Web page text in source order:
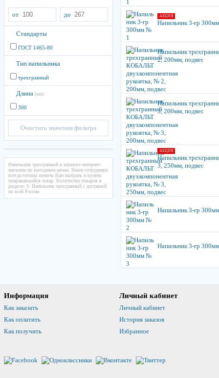
от до
Стандарты
ГОСТ 1465-80
Тип напильника
трехгранный
Длина (мм)
300
Очистить значения фильтра
Напильник трехгранный в каталоге интернет-
магазина по выгодным ценам. Наши сотрудники
всегда готовы помочь Вам выбрать и купить
понравившийся товар. Количество товаров в
разделе: 9. Напильник трехгранный с доставкой
по всей России.
АКЦИЯ
Напильник 3-гр
Напильник
2, 200мм, подвес
Напильник
3, 200мм, подвес
АКЦИЯ
Напильник
3, 250мм, подвес
Напильник 3-гр
Напильник 3-гр
Информация
Как заказать
Как оплатить
Как получить
Личный кабинет
Личный кабинет
История заказов
Избранное